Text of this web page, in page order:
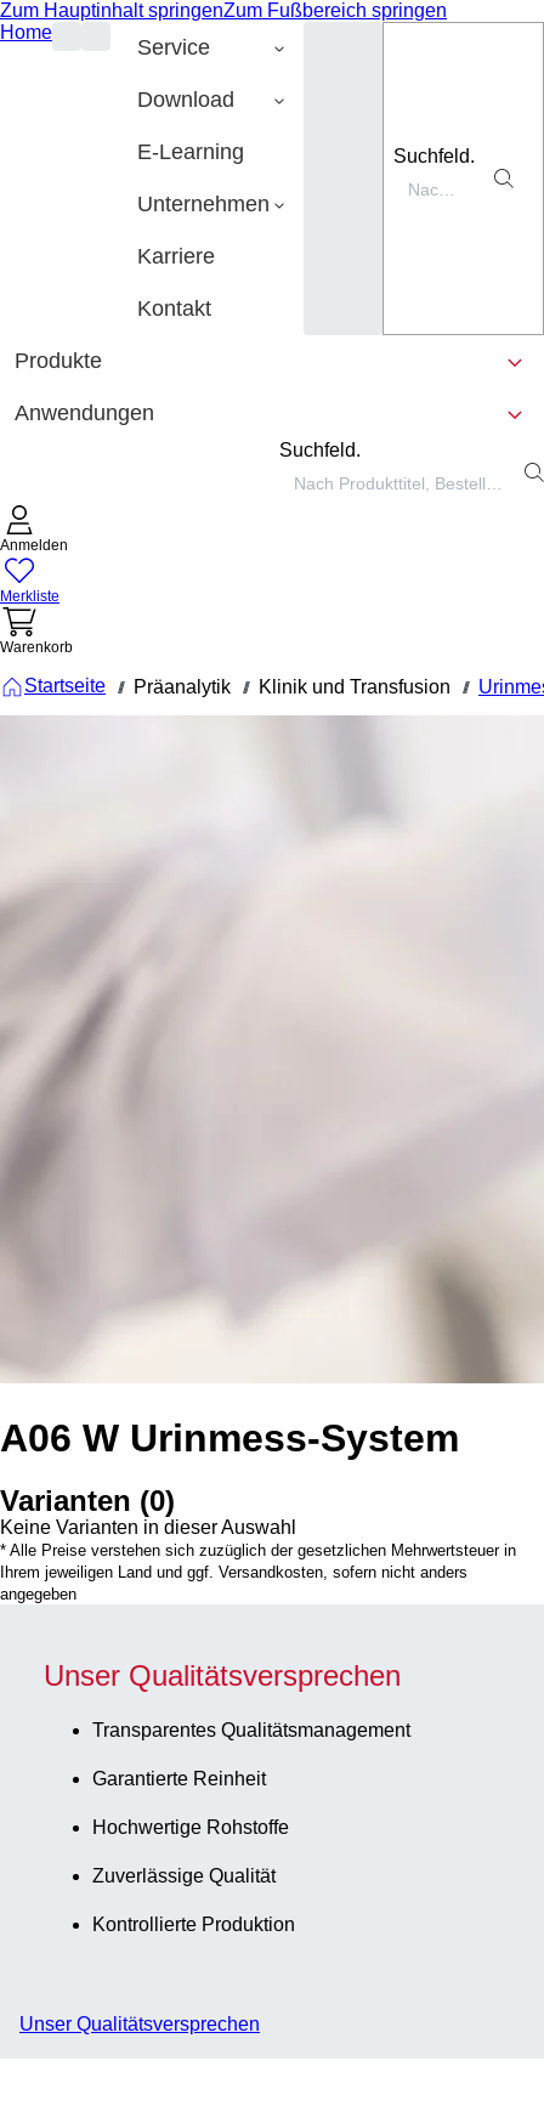
Zum Hauptinhalt springenZum Fußbereich springen
Home
Service
Download
E-Learning
Unternehmen
Karriere
Kontakt
Suchfeld.
Produkte
Anwendungen
Suchfeld.
Anmelden
Merkliste
Warenkorb
Startseite /// Präanalytik /// Klinik und Transfusion ///
A06 W Urinmess-System
Varianten (0)
Keine Varianten in dieser Auswahl
* Alle Preise verstehen sich zuzüglich der gesetzlichen Mehrwertsteuer in
Ihrem jeweiligen Land und ggf. Versandkosten, sofern nicht anders
angegeben
Unser Qualitätsversprechen
Transparentes Qualitätsmanagement
Garantierte Reinheit
Hochwertige Rohstoffe
Zuverlässige Qualität
Kontrollierte Produktion
Unser Qualitätsversprechen